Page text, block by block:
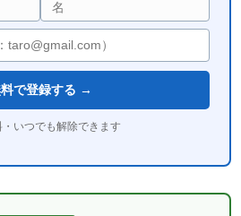
で登録する →
いつでも解除できます